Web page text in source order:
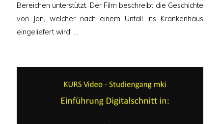
Bereichen unterstützt. Der Film beschreibt die Geschichte
von Jan, welcher nach einem Unfall ins Krankenhaus
eingeliefert wird. …